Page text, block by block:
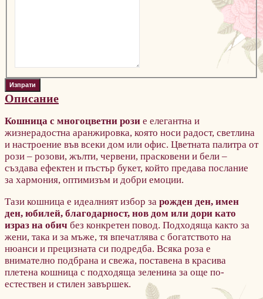
Описание
Кошница с многоцветни рози е елегантна и
жизнерадостна аранжировка, която носи радост, светлина
и настроение във всеки дом или офис. Цветната палитра от
рози – розови, жълти, червени, прасковени и бели –
създава ефектен и пъстър букет, който предава послание
за хармония, оптимизъм и добри емоции.
Тази кошница е идеалният избор за рожден ден, имен
ден, юбилей, благодарност, нов дом или дори като
израз на обич без конкретен повод. Подходяща както за
жени, така и за мъже, тя впечатлява с богатството на
нюанси и прецизната си подредба. Всяка роза е
внимателно подбрана и свежа, поставена в красива
плетена кошница с подходяща зеленина за още по-
естествен и стилен завършек.